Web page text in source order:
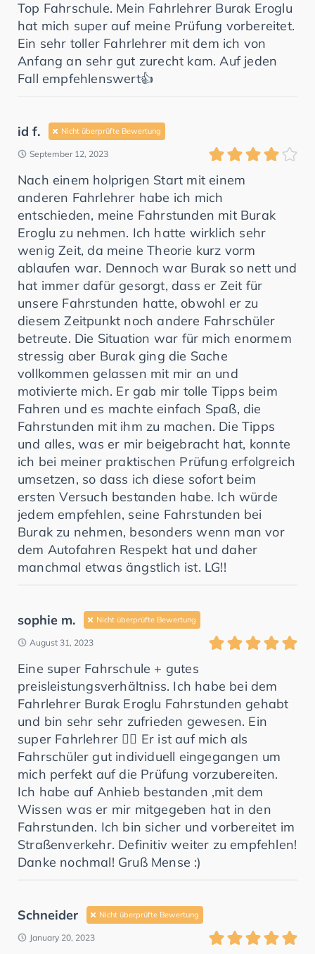
Top Fahrschule. Mein Fahrlehrer Burak Eroglu
hat mich super auf meine Prüfung vorbereitet.
Ein sehr toller Fahrlehrer mit dem ich von
Anfang an sehr gut zurecht kam. Auf jeden
Fall empfehlenswert👍
id f. Nicht überprüfte Bewertung
September 12, 2023
Nach einem holprigen Start mit einem
anderen Fahrlehrer habe ich mich
entschieden, meine Fahrstunden mit Burak
Eroglu zu nehmen. Ich hatte wirklich sehr
wenig Zeit, da meine Theorie kurz vorm
ablaufen war. Dennoch war Burak so nett und
hat immer dafür gesorgt, dass er Zeit für
unsere Fahrstunden hatte, obwohl er zu
diesem Zeitpunkt noch andere Fahrschüler
betreute. Die Situation war für mich enormem
stressig aber Burak ging die Sache
vollkommen gelassen mit mir an und
motivierte mich. Er gab mir tolle Tipps beim
Fahren und es machte einfach Spaß, die
Fahrstunden mit ihm zu machen. Die Tipps
und alles, was er mir beigebracht hat, konnte
ich bei meiner praktischen Prüfung erfolgreich
umsetzen, so dass ich diese sofort beim
ersten Versuch bestanden habe. Ich würde
jedem empfehlen, seine Fahrstunden bei
Burak zu nehmen, besonders wenn man vor
dem Autofahren Respekt hat und daher
manchmal etwas ängstlich ist. LG!!
sophie m. Nicht überprüfte Bewertung
August 31, 2023
Eine super Fahrschule + gutes
preisleistungsverhältniss. Ich habe bei dem
Fahrlehrer Burak Eroglu Fahrstunden gehabt
und bin sehr sehr zufrieden gewesen. Ein
super Fahrlehrer 👍🏼 Er ist auf mich als
Fahrschüler gut individuell eingegangen um
mich perfekt auf die Prüfung vorzubereiten.
Ich habe auf Anhieb bestanden ,mit dem
Wissen was er mir mitgegeben hat in den
Fahrstunden. Ich bin sicher und vorbereitet im
Straßenverkehr. Definitiv weiter zu empfehlen!
Danke nochmal! Gruß Mense :)
Schneider Nicht überprüfte Bewertung
January 20, 2023